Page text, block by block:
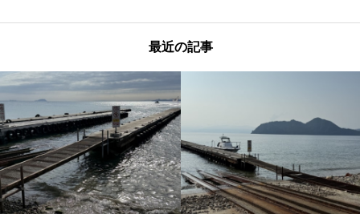
最近の記事